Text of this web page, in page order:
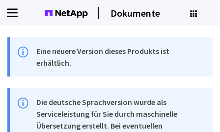
Dokumente
Eine neuere Version dieses Produkts ist
erhältlich.
Die deutsche Sprachversion wurde als
Serviceleistung für Sie durch maschinelle
Übersetzung erstellt. Bei eventuellen